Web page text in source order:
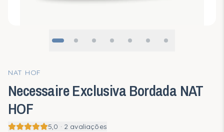
Segmentos Clínicos
Rotinas
Rotina Essencial
NAT HOF
Necessaire Exclusiva Bordada NAT
HOF
5,0 · 2 avaliações